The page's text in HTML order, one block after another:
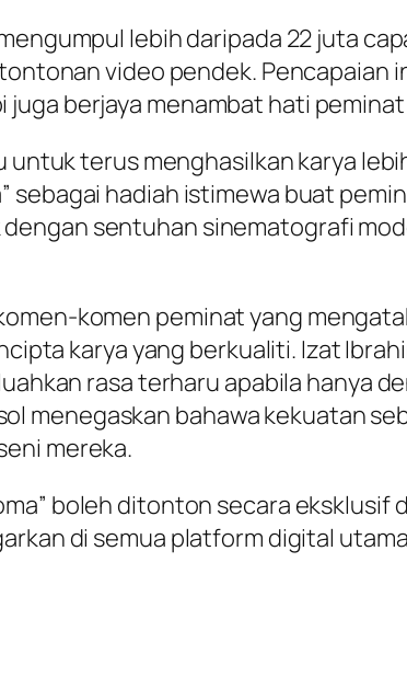
lebih daripada 22 juta
video pendek. Pencapaian
berjaya menambat hati
terus menghasilkan karya
sebagai hadiah istimewa buat
sentuhan sinematografi
komen peminat yang
karya yang berkualiti. Izat
rasa terharu apabila hanya
menegaskan bahawa kekuatan
mereka.
boleh ditonton secara eksklusif
di semua platform digital